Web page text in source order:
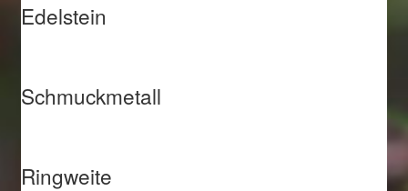
Edelstein
Schmuckmetall
Ringweite